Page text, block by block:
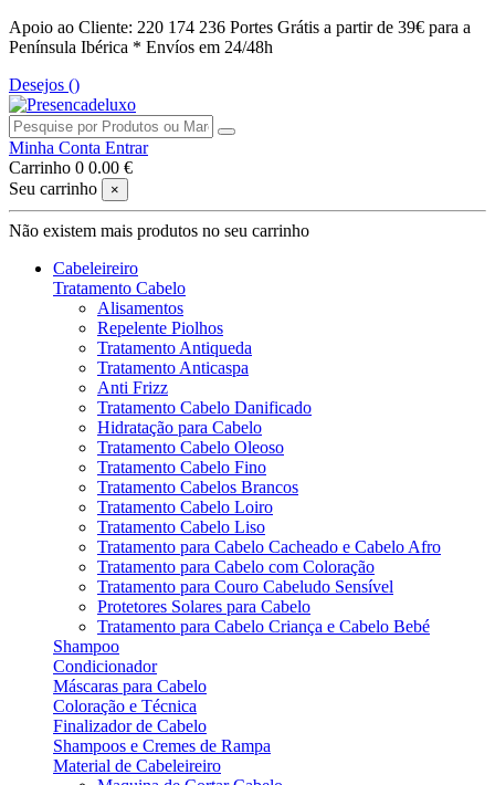
Apoio ao Cliente: 220 174 236 Portes Grátis a partir de 39€ para a
Península Ibérica * Envíos em 24/48h
Desejos ()
Minha Conta Entrar
Carrinho 0 0.00 €
Seu carrinho
×
Não existem mais produtos no seu carrinho
Cabeleireiro
Tratamento Cabelo
Alisamentos
Repelente Piolhos
Tratamento Antiqueda
Tratamento Anticaspa
Anti Frizz
Tratamento Cabelo Danificado
Hidratação para Cabelo
Tratamento Cabelo Oleoso
Tratamento Cabelo Fino
Tratamento Cabelos Brancos
Tratamento Cabelo Loiro
Tratamento Cabelo Liso
Tratamento para Cabelo Cacheado e Cabelo Afro
Tratamento para Cabelo com Coloração
Tratamento para Couro Cabeludo Sensível
Protetores Solares para Cabelo
Tratamento para Cabelo Criança e Cabelo Bebé
Shampoo
Condicionador
Máscaras para Cabelo
Coloração e Técnica
Finalizador de Cabelo
Shampoos e Cremes de Rampa
Material de Cabeleireiro